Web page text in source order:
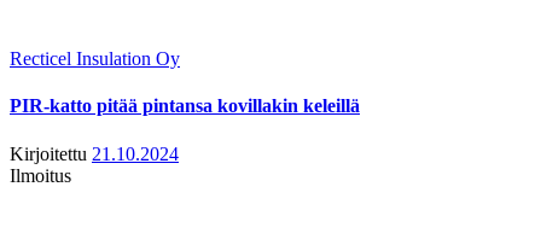
Recticel Insulation Oy
PIR-katto pitää pintansa kovillakin keleillä
Kirjoitettu 21.10.2024
Ilmoitus